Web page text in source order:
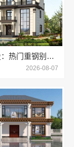
中蓝建投：热门重钢别墅价格详解
2026-08-07